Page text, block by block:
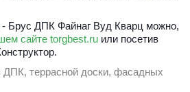
сайте torgbest.ru или посетив
ДПК, террасной доски, фасадных